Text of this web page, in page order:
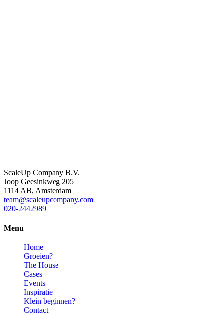
ScaleUp Company B.V.
Joop Geesinkweg 205
1114 AB, Amsterdam
team@scaleupcompany.com
020-2442989
Menu
Home
Groeien?
The House
Cases
Events
Inspiratie
Klein beginnen?
Contact